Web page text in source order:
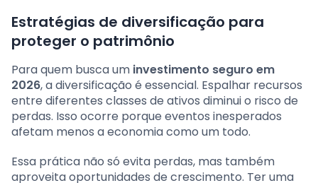
Estratégias de diversificação para
proteger o patrimônio
Para quem busca um investimento seguro em
2026, a diversificação é essencial. Espalhar recursos
entre diferentes classes de ativos diminui o risco de
perdas. Isso ocorre porque eventos inesperados
afetam menos a economia como um todo.
Essa prática não só evita perdas, mas também
aproveita oportunidades de crescimento. Ter uma